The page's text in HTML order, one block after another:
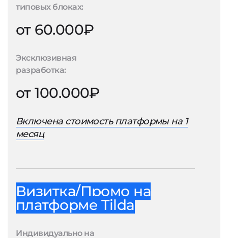
типовых блоках:
от 60.000₽
Эксклюзивная
разработка:
от 100.000₽
Включена стоимость платформы на 1
месяц
Визитка/Промо на
платформе Tilda
Индивидуально на